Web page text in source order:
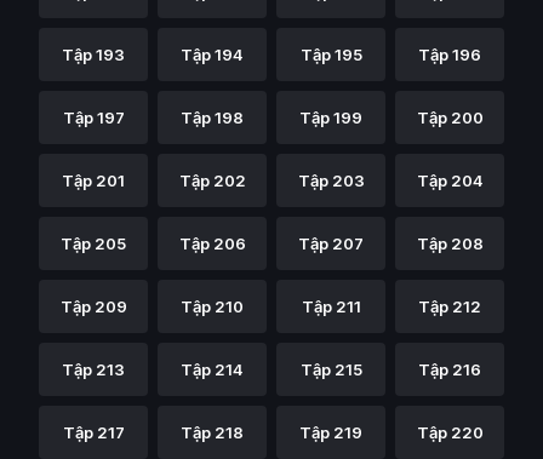
Tập 193 Tập 194 Tập 195 Tập 196
Tập 197 Tập 198 Tập 199 Tập 200
Tập 201 Tập 202 Tập 203 Tập 204
Tập 205 Tập 206 Tập 207 Tập 208
Tập 209 Tập 210 Tập 211 Tập 212
Tập 213 Tập 214 Tập 215 Tập 216
Tập 217 Tập 218 Tập 219 Tập 220